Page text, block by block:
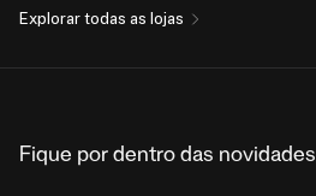
Explorar todas as lojas
Fique por dentro das novidades